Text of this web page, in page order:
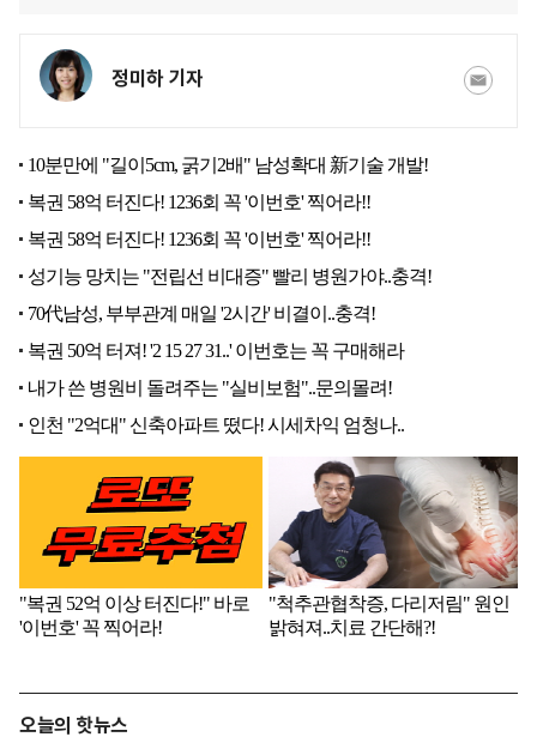
정미하 기자
오늘의 핫뉴스